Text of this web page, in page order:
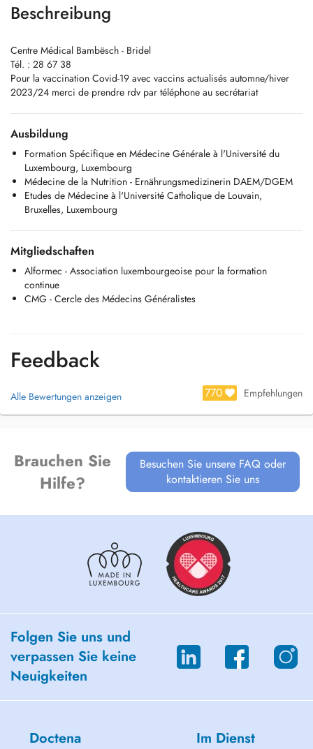
Beschreibung
Centre Médical Bambësch - Bridel
Tél. : 28 67 38
Pour la vaccination Covid-19 avec vaccins actualisés automne/hiver
2023/24 merci de prendre rdv par téléphone au secrétariat
Ausbildung
Formation Spécifique en Médecine Générale à l'Université du
Luxembourg, Luxembourg
Médecine de la Nutrition - Ernährungsmedizinerin DAEM/DGEM
Etudes de Médecine à l'Université Catholique de Louvain,
Bruxelles, Luxembourg
Mitgliedschaften
Alformec - Association luxembourgeoise pour la formation
continue
CMG - Cercle des Médecins Généralistes
Feedback
Alle Bewertungen anzeigen 770 Empfehlungen
Brauchen Sie
Hilfe?
Besuchen Sie unsere FAQ oder
kontaktieren Sie uns
Folgen Sie uns und
verpassen Sie keine
Neuigkeiten
Doctena Im Dienst